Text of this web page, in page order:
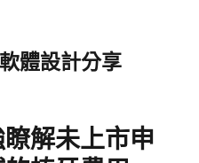
體設計分享
解未上市申